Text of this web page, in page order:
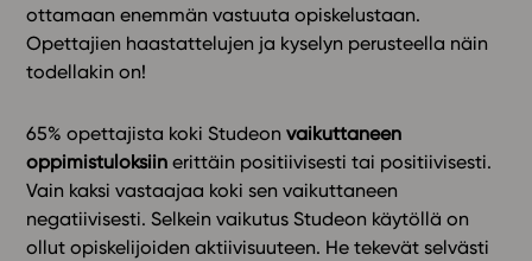
In English
ottamaan enemmän vastuuta opiskelustaan.
Opettajien haastattelujen ja kyselyn perusteella näin
todellakin on!
65% opettajista koki Studeonvaikuttaneen
oppimistuloksiin erittäin positiivisesti tai positiivisesti.
Vain kaksi vastaajaa koki sen vaikuttaneen
negatiivisesti. Selkein vaikutus Studeon käytöllä on
ollut opiskelijoiden aktiivisuuteen. He tekevät selvästi